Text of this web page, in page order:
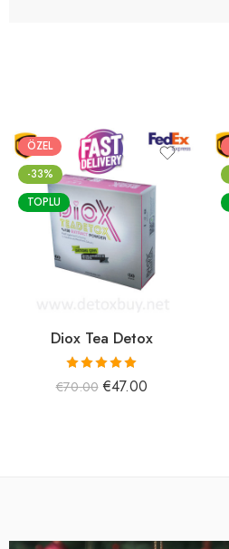
ÖZEL
-33%
TOPLU
Diox Tea Detox
5 üzerinden
5.00oy aldı
€70.00 €47.00